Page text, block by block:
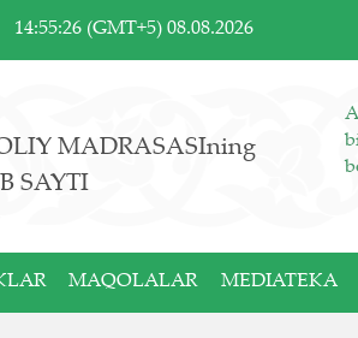
14:55:26 (GMT+5) 08.08.2026
MADRASASIning
SAYTI
MAQOLALAR MEDIATEKA